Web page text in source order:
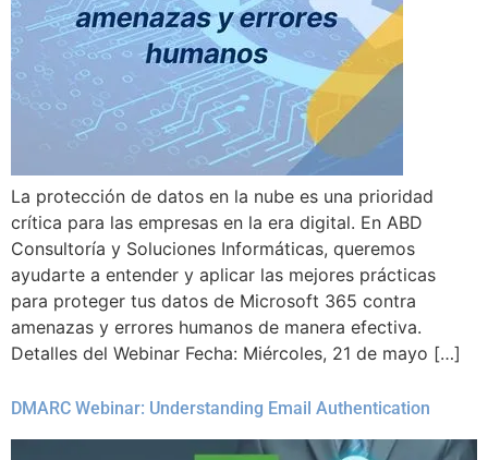
La protección de datos en la nube es una prioridad
crítica para las empresas en la era digital. En ABD
Consultoría y Soluciones Informáticas, queremos
ayudarte a entender y aplicar las mejores prácticas
para proteger tus datos de Microsoft 365 contra
amenazas y errores humanos de manera efectiva.
Detalles del Webinar Fecha: Miércoles, 21 de mayo […]
DMARC Webinar: Understanding Email Authentication